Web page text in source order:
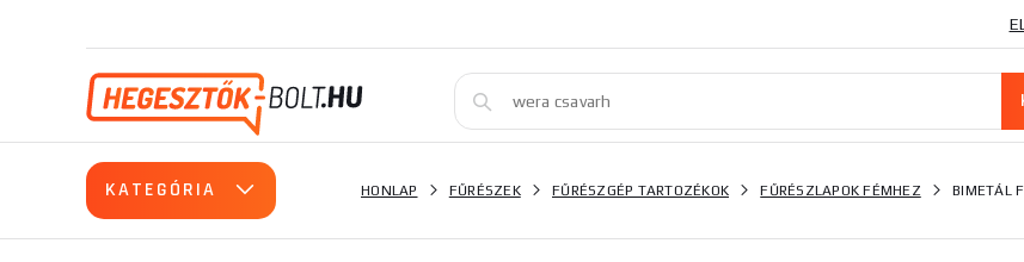
KATEGÓRIA HONLAP FŰRÉSZEK FŰRÉSZGÉP TARTOZÉKOK FŰRÉSZLAPOK FÉMHEZ BIMETÁL